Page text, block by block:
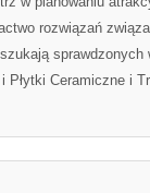
rozwiązań
Ceramiczne i